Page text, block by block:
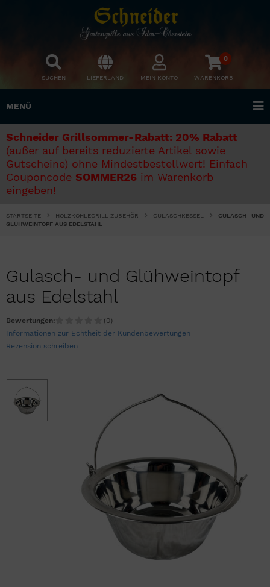
SUCHEN LIEFERLAND MEIN KONTO
0
WARENKORB
MENÜ
Schneider Grillsommer-Rabatt: 20% Rabatt
(außer auf bereits reduzierte Artikel sowie
Gutscheine) ohne Mindestbestellwert! Einfach
Couponcode SOMMER26 im Warenkorb
eingeben!
STARTSEITE HOLZKOHLEGRILL ZUBEHÖR GULASCHKESSEL
GULASCH- UND
GLÜHWEINTOPF AUS EDELSTAHL
Gulasch- und Glühweintopf
aus Edelstahl
Bewertungen:
(0)
Informationen zur Echtheit der Kundenbewertungen
Rezension schreiben